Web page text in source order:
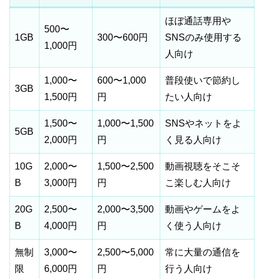
1GB
500〜
1,000円
300〜600円
ほぼ通話専用や
SNSのみ使用する
人向け
3GB
1,000〜
1,500円
600〜1,000
円
普段使いで節約し
たい人向け
5GB
1,500〜
2,000円
1,000〜1,500
円
SNSやネットをよ
く見る人向け
10G
B
2,000〜
3,000円
1,500〜2,500
円
動画視聴をそこそ
こ楽しむ人向け
20G
B
2,500〜
4,000円
2,000〜3,500
円
動画やゲームをよ
く使う人向け
無制
限
3,000〜
6,000円
2,500〜5,000
円
常に大量の通信を
行う人向け